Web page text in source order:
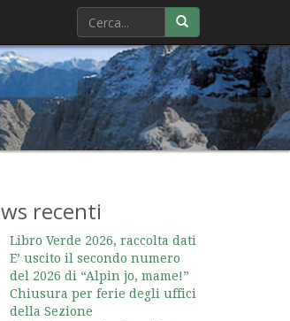
recenti
Libro Verde 2026, raccolta dati
E’ uscito il secondo numero
del 2026 di “Alpin jo, mame!”
Chiusura per ferie degli uffici
della Sezione